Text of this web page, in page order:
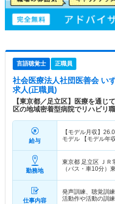
言語聴覚士 正職員
社会医療法人社団医善会 い
求人(正職員)
【東京都／足立区】医療を通じ
区の地域密着型病院でリハビリ
給与
【モデル月収】 26.0
モデル 【モデル年収
勤務地
東京都 足立区 ＪＲ
（バス・車10分）
仕事内容
発声訓練、聴覚訓
活動作や活動の訓